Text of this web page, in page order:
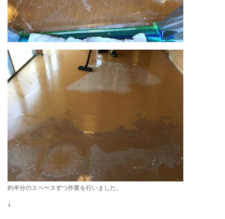
約半分のスペースずつ作業を行いました。
↓